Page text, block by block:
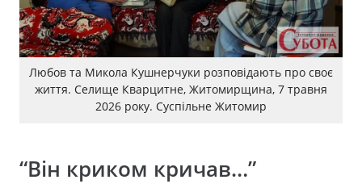
Любов та Микола Кушнерчуки розповідають про своє
життя. Селище Кварцитне, Житомирщина, 7 травня
2026 року. Суспільне Житомир
“Він криком кричав…”